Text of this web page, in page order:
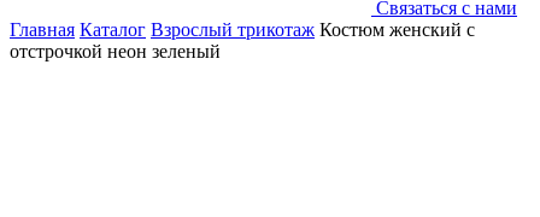
Связаться с нами
Главная Каталог Взрослый трикотаж Костюм женский с
отстрочкой неон зеленый